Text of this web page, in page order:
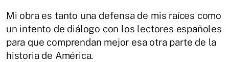
Mi obra es tanto una defensa de mis raíces como
un intento de diálogo con los lectores españoles
para que comprendan mejor esa otra parte de la
historia de América.